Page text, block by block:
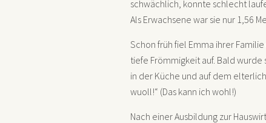
schwächlich, konnte schlecht
Als Erwachsene war sie nur 1,56
Schon früh fiel Emma ihrer
tiefe Frömmigkeit auf. Bald wurde
in der Küche und auf dem
wuoll!“ (Das kann ich wohl!)
Nach einer Ausbildung zur